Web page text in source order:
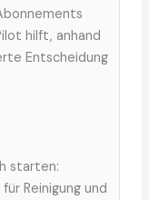
hilft, anhand
Entscheidung
starten:
Reinigung und